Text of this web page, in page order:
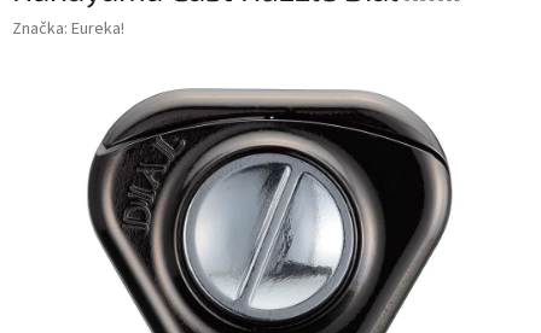
Značka: Eureka!